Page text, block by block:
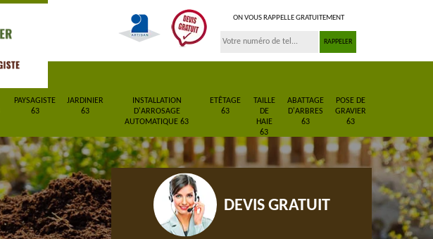
ON VOUS RAPPELLE GRATUITEMENT
PAYSAGISTE
63
JARDINIER
63
INSTALLATION
D'ARROSAGE
AUTOMATIQUE 63
ETÊTAGE
63
TAILLE
DE
HAIE
63
ABATTAGE
D'ARBRES
63
POSE DE
GRAVIER
63
DEVIS GRATUIT